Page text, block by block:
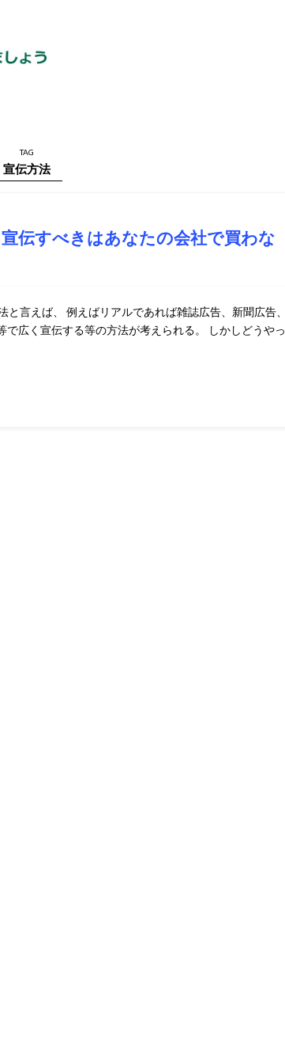
TAG
宣伝方法
伝すべきはあなたの会社で買わな
言えば、 例えばリアルであれば雑誌広告、新聞広告、
広く宣伝する等の方法が考えられる。 しかしどうやっ